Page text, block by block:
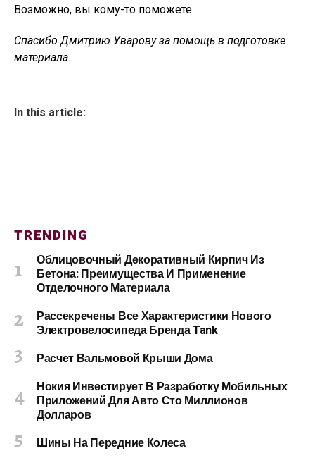
Возможно, вы кому-то поможете.
Спасибо Дмитрию Уварову за помощь в подготовке
материала.
In this article:
TRENDING
Облицовочный Декоративный Кирпич Из
Бетона: Преимущества И Применение
Отделочного Материала
Рассекречены Все Характеристики Нового
Электровелосипеда Бренда Tank
Расчет Вальмовой Крыши Дома
Нокия Инвестирует В Разработку Мобильных
Приложений Для Авто Сто Миллионов
Долларов
Шины На Передние Колеса